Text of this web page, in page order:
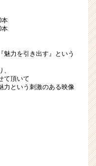
本
本
魅力を引き出す』という
て頂いて
力という刺激のある映像